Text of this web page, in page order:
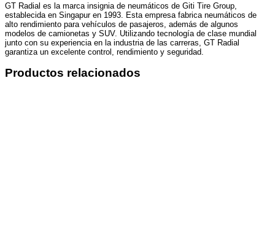
GT Radial es la marca insignia de neumáticos de Giti Tire Group,
establecida en Singapur en 1993. Esta empresa fabrica neumáticos de
alto rendimiento para vehículos de pasajeros, además de algunos
modelos de camionetas y SUV. Utilizando tecnología de clase mundial
junto con su experiencia en la industria de las carreras, GT Radial
garantiza un excelente control, rendimiento y seguridad.
Productos relacionados